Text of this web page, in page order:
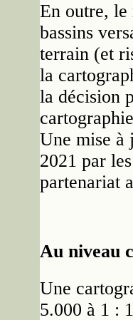
En outre, le
bassins
terrain (et
la
la décision
Une mise à
2021 par
partenariat
Au niveau
Une
5.000 à 1 :